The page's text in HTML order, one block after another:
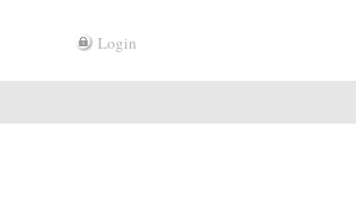
Login